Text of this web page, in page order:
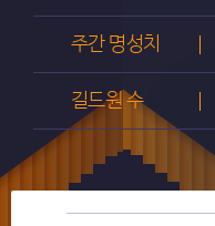
주간 명성치
길드원 수